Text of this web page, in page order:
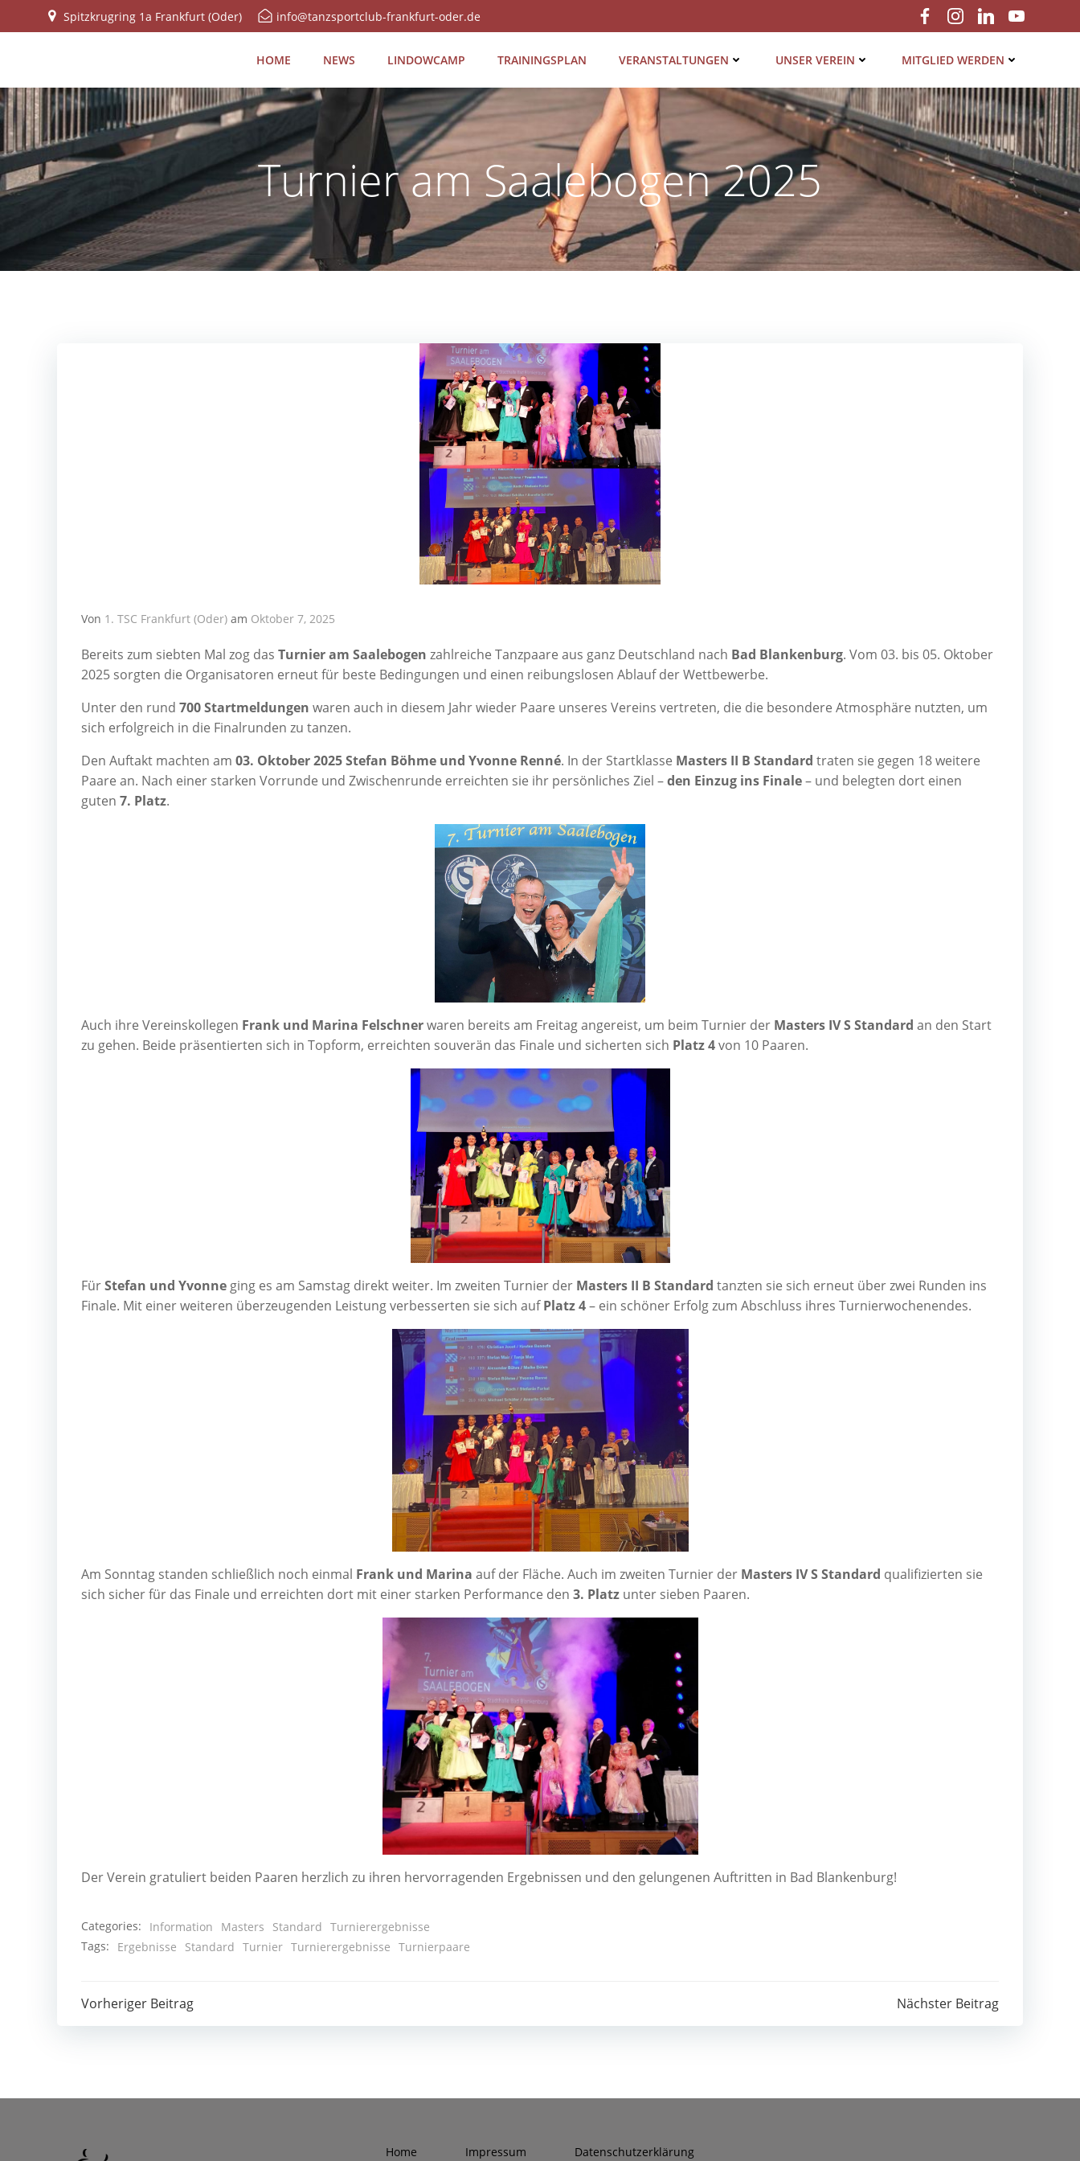
Inhalt
Spitzkrugring 1a Frankfurt (Oder) info@tanzsportclub-frankfurt-oder.de
HOME NEWS LIN­DOW­CAMP TRAI­NINGS­PLAN VER­AN­STAL­TUN­GEN UNSER VER­EIN MIT­GLIED WERDEN
Turnier am Saalebogen 2025
Von 1. TSC Frankfurt (Oder) am Oktober 7, 2025
Bereits zum sieb­ten Mal zog das Tur­nier am Saa­le­bo­gen zahl­rei­che Tanz­paa­re aus ganz Deutsch­land nach Bad Blan­ken­burg. Vom 03. bis 05. Okto­ber
2025 sorg­ten die Orga­ni­sa­to­ren erneut für bes­te Bedin­gun­gen und einen rei­bungs­lo­sen Ablauf der Wettbewerbe.
Unter den rund 700 Start­mel­dun­gen waren auch in die­sem Jahr wie­der Paa­re unse­res Ver­eins ver­tre­ten, die die beson­de­re Atmo­sphä­re nutz­ten, um
sich erfolg­reich in die Final­run­den zu tanzen.
Den Auf­takt mach­ten am 03. Okto­ber 2025Ste­fan Böh­me und Yvonne Ren­né. In der Start­klas­se Mas­ters II B Stan­dard tra­ten sie gegen 18 wei­te­re
Paa­re an. Nach einer star­ken Vor­run­de und Zwi­schen­run­de erreich­ten sie ihr per­sön­li­ches Ziel –den Ein­zug ins Fina­le– und beleg­ten dort einen
guten 7. Platz.
Auch ihre Ver­eins­kol­le­gen Frank und Mari­na Fel­sch­nerwaren bereits am Frei­tag ange­reist, um beim Tur­nier der Mas­ters IV S Stan­dard an den Start
zu gehen. Bei­de prä­sen­tier­ten sich in Top­form, erreich­ten sou­ve­rän das Fina­le und sicher­ten sich Platz 4von 10 Paaren.
FürSte­fan und Yvonne ging es am Sams­tag direkt wei­ter. Im zwei­ten Tur­nier der Mas­ters II B Stan­dard tanz­ten sie sich erneut über zwei Run­den ins
Fina­le. Mit einer wei­te­ren über­zeu­gen­den Leis­tung ver­bes­ser­ten sie sich aufPlatz 4– ein schö­ner Erfolg zum Abschluss ihres Turnierwochenendes.
Am Sonn­tag stan­den schließ­lich noch ein­mal Frank und Mari­na auf der Flä­che. Auch im zwei­ten Tur­nier der Mas­ters IV S Stan­dard qua­li­fi­zier­ten sie
sich sicher für das Fina­le und erreich­ten dort mit einer star­ken Per­for­mance den 3. Platz unter sie­ben Paaren.
Der Ver­ein gra­tu­liert bei­den Paa­ren herz­lich zu ihren her­vor­ra­gen­den Ergeb­nis­sen und den gelun­ge­nen Auf­trit­ten in Bad Blankenburg!
Categories: Information Masters Standard Turnierergebnisse
Tags:
Ergebnisse Standard Turnier Turnierergebnisse Turnierpaare
Post
Vorheriger Beitrag Nächster Beitrag
Home Impres­sum Daten­schutz­er­klä­rung